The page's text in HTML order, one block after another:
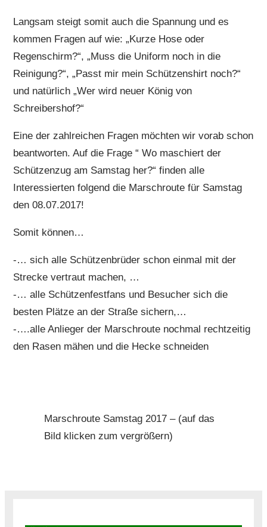
Langsam steigt somit auch die Spannung und es
kommen Fragen auf wie: „Kurze Hose oder
Regenschirm?“, „Muss die Uniform noch in die
Reinigung?“, „Passt mir mein Schützenshirt noch?“
und natürlich „Wer wird neuer König von
Schreibershof?“
Eine der zahlreichen Fragen möchten wir vorab schon
beantworten. Auf die Frage “ Wo maschiert der
Schützenzug am Samstag her?“ finden alle
Interessierten folgend die Marschroute für Samstag
den 08.07.2017!
Somit können…
-… sich alle Schützenbrüder schon einmal mit der
Strecke vertraut machen, …
-… alle Schützenfestfans und Besucher sich die
besten Plätze an der Straße sichern,…
-….alle Anlieger der Marschroute nochmal rechtzeitig
den Rasen mähen und die Hecke schneiden
Marschroute Samstag 2017 – (auf das
Bild klicken zum vergrößern)